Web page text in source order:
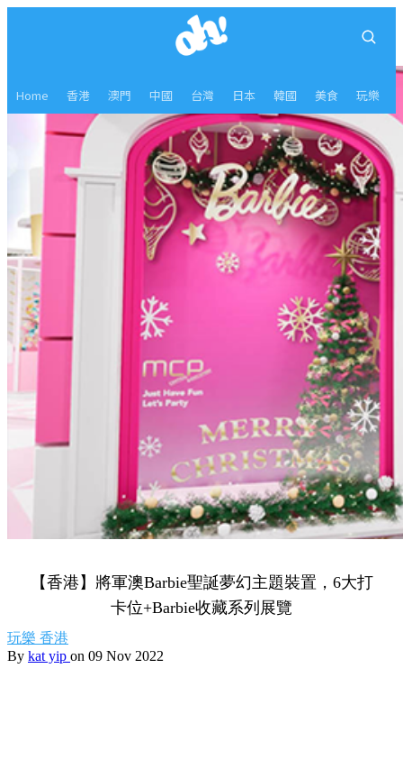
Home 香港 澳門 中國 台灣 日本 韓國 美食 玩樂
【香港】將軍澳Barbie聖誕夢幻主題裝置，6大打
卡位+Barbie收藏系列展覽
玩樂 香港
By kat yip on 09 Nov 2022